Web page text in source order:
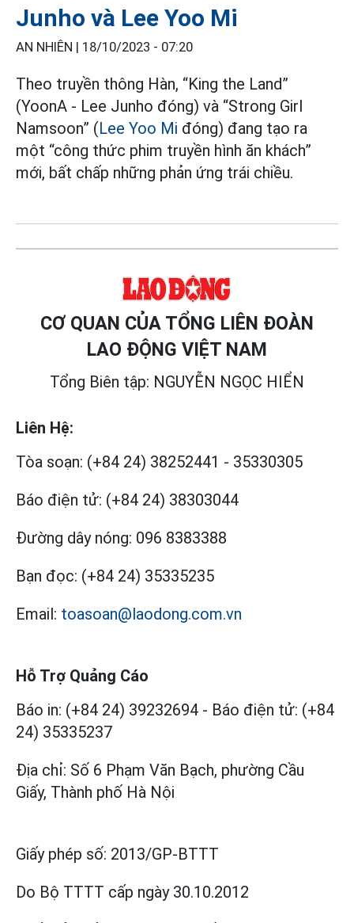
Junho và Lee Yoo Mi
AN NHIÊN | 18/10/2023 - 07:20
Theo truyền thông Hàn, “King the Land”
(YoonA - Lee Junho đóng) và “Strong Girl
Namsoon” (Lee Yoo Mi đóng) đang tạo ra
một “công thức phim truyền hình ăn khách”
mới, bất chấp những phản ứng trái chiều.
CƠ QUAN CỦA TỔNG LIÊN ĐOÀN
LAO ĐỘNG VIỆT NAM
Tổng Biên tập: NGUYỄN NGỌC HIỂN
Liên Hệ:
Tòa soạn: (+84 24) 38252441 - 35330305
Báo điện tử: (+84 24) 38303044
Đường dây nóng: 096 8383388
Bạn đọc: (+84 24) 35335235
Email: toasoan@laodong.com.vn
Hỗ Trợ Quảng Cáo
Báo in: (+84 24) 39232694 - Báo điện tử: (+84
24) 35335237
Địa chỉ: Số 6 Phạm Văn Bạch, phường Cầu
Giấy, Thành phố Hà Nội
Giấy phép số: 2013/GP-BTTT
Do Bộ TTTT cấp ngày 30.10.2012